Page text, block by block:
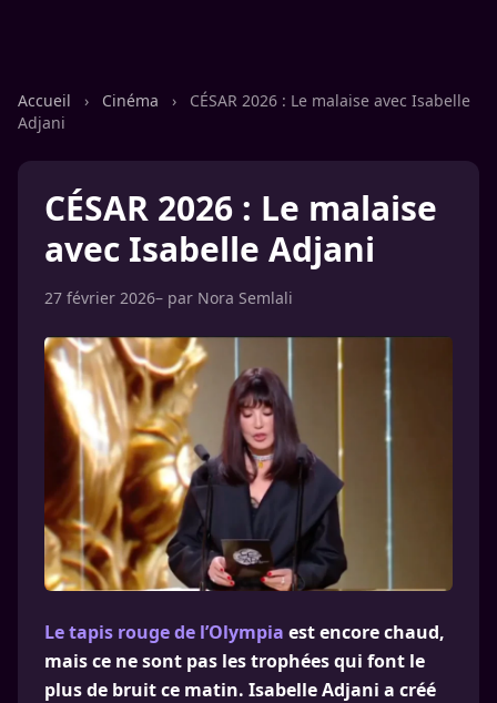
Accueil › Cinéma ›
CÉSAR 2026 : Le malaise avec Isabelle
Adjani
CÉSAR 2026 : Le malaise
avec Isabelle Adjani
27 février 2026– par Nora Semlali
Le tapis rouge de l’Olympia est encore chaud,
mais ce ne sont pas les trophées qui font le
plus de bruit ce matin. Isabelle Adjani a créé